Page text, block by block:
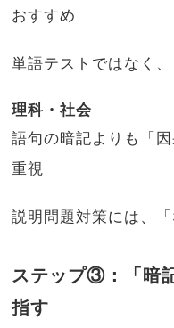
おすすめ
単語テストではなく
理科・社会
語句の暗記よりも「
重視
説明問題対策には、
ステップ③：「暗
指す